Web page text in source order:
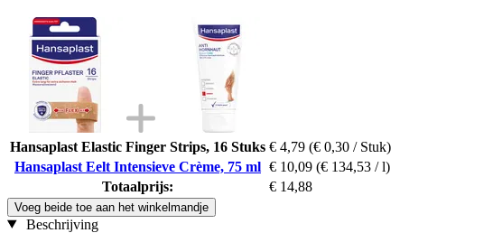
Hansaplast Elastic Finger Strips, 16 Stuks € 4,79 (€ 0,30 / Stuk)
Hansaplast Eelt Intensieve Crème, 75 ml € 10,09 (€ 134,53 / l)
Totaalprijs:
€ 14,88
Voeg beide toe aan het winkelmandje
Beschrijving